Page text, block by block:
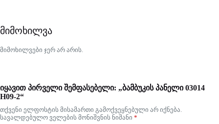
მიმოხილვა
მიმოხილვები ჯერ არ არის.
იყავით პირველი შემფასებელი: „ბამბუკის პანელი 03014
H09-2“
თქვენი ელფოსტის მისამართი გამოქვეყნებული არ იქნება.
სავალდებულო ველების მონიშვნის ნიშანი *